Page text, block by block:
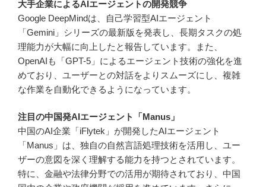
大手企業によるAIエージェントの開発競争
Google DeepMindは、自己学習型AIエージェント
「Gemini」シリーズの最新版を発表し、長期タスクの処
理能力が大幅に向上したと報告しています。また、
OpenAIも「GPT-5」によるエージェント技術の強化を進
めており、ユーザーとの対話をよりスムーズにし、複雑
な作業を自動化できるようになっています。
注目の中国発AIエージェント「Manus」
中国のAI企業「iFlytek」が開発したAIエージェント
「Manus」は、独自の自然言語処理技術を活用し、ユー
ザーの意図を深く理解する能力を持つとされています。
特に、金融や法律分野での活用が期待されており、中国